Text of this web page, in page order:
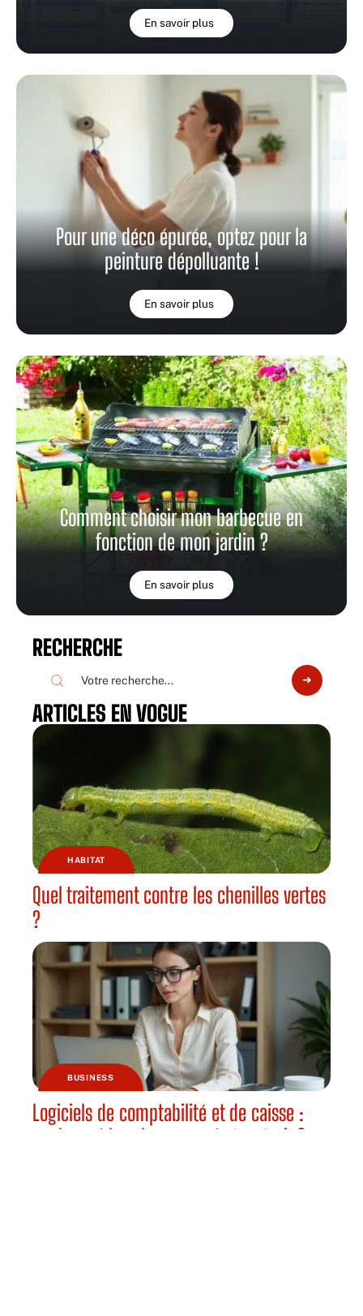
En savoir plus
Pour une déco épurée, optez pour la
peinture dépolluante !
En savoir plus
Comment choisir mon barbecue en
fonction de mon jardin ?
En savoir plus
RECHERCHE
ARTICLES EN VOGUE
HABITAT
Quel traitement contre les chenilles vertes
?
BUSINESS
Logiciels de comptabilité et de caisse :
quels sont les changements à prévoir ?